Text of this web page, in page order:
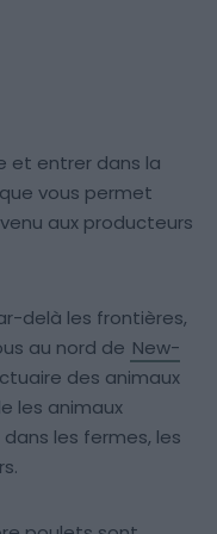
et entrer dans la
vous permet
aux producteurs
delà les frontières,
au nord de New-
des animaux
les animaux
les fermes, les